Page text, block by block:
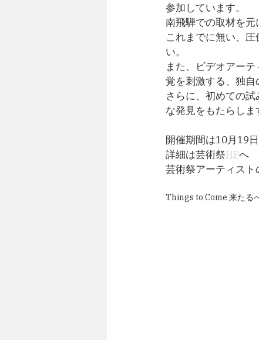
参加しています。
南飛騨での取材を元
これまでに無い、
い。
また、ビデオアー
覚を刺激する、独自
さらに、初めての
な発見をもたらしま
開催期間は10月19
詳細は芸術祭HPへ
芸術祭アーティスト
Things to Come 来た